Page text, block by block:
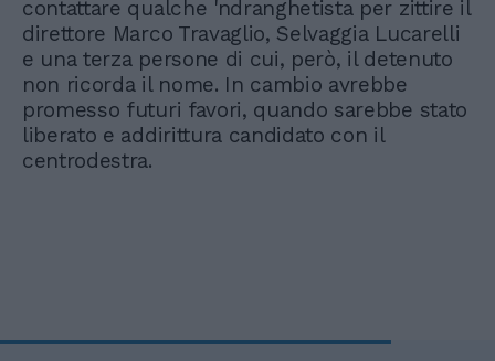
contattare qualche 'ndranghetista per zittire il
direttore Marco Travaglio, Selvaggia Lucarelli
e una terza persone di cui, però, il detenuto
non ricorda il nome. In cambio avrebbe
promesso futuri favori, quando sarebbe stato
liberato e addirittura candidato con il
centrodestra.